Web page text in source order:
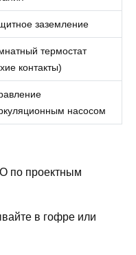
заземление
термостат
контакты)
насосом
по проектным
в гофре или